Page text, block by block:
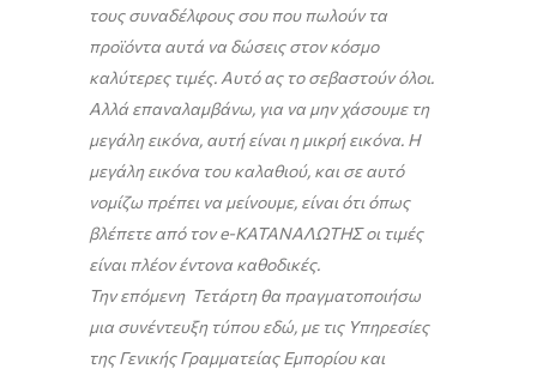
τους συναδέλφους σου που πωλούν τα
προϊόντα αυτά να δώσεις στον κόσμο
καλύτερες τιμές. Αυτό ας το σεβαστούν όλοι.
Αλλά επαναλαμβάνω, για να μην χάσουμε τη
μεγάλη εικόνα, αυτή είναι η μικρή εικόνα. Η
μεγάλη εικόνα του καλαθιού, και σε αυτό
νομίζω πρέπει να μείνουμε, είναι ότι όπως
βλέπετε από τον e-ΚΑΤΑΝΑΛΩΤΗΣ οι τιμές
είναι πλέον έντονα καθοδικές.
Την επόμενη Τετάρτη θα πραγματοποιήσω
μια συνέντευξη τύπου εδώ, με τις Υπηρεσίες
της Γενικής Γραμματείας Εμπορίου και